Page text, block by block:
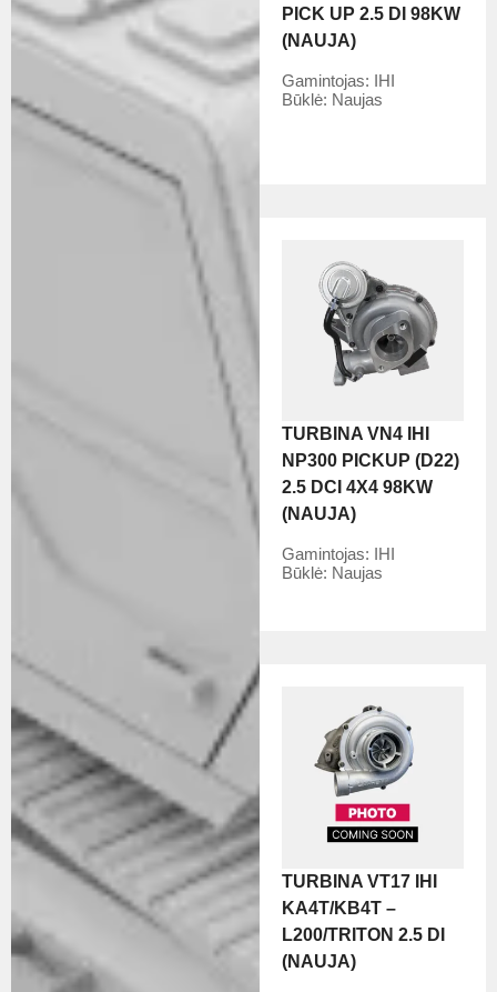
PICK UP 2.5 DI 98KW
(NAUJA)
Gamintojas: IHI
Būklė: Naujas
TURBINA VN4 IHI
NP300 PICKUP (D22)
2.5 DCI 4X4 98KW
(NAUJA)
Gamintojas: IHI
Būklė: Naujas
TURBINA VT17 IHI
KA4T/KB4T –
L200/TRITON 2.5 DI
(NAUJA)